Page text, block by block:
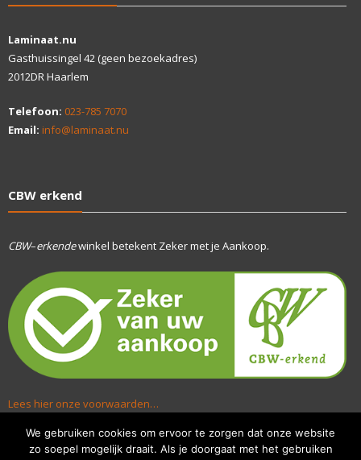
Laminaat.nu
Gasthuissingel 42 (geen bezoekadres)
2012DR Haarlem
Telefoon: 023-785 7070
Email: info@laminaat.nu
CBW erkend
CBW–erkendewinkel betekent Zeker met je Aankoop.
Lees hier onze voorwaarden…
We gebruiken cookies om ervoor te zorgen dat onze website
zo soepel mogelijk draait. Als je doorgaat met het gebruiken